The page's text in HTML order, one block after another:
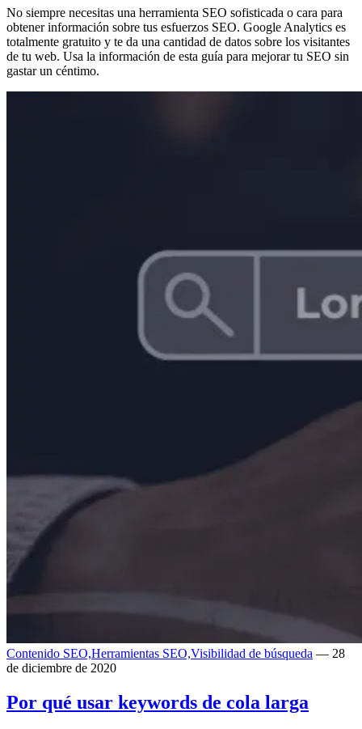
No siempre necesitas una herramienta SEO sofisticada o cara para
obtener información sobre tus esfuerzos SEO. Google Analytics es
totalmente gratuito y te da una cantidad de datos sobre los visitantes
de tu web. Usa la información de esta guía para mejorar tu SEO sin
gastar un céntimo.
Contenido SEO,Herramientas SEO,Visibilidad de búsqueda — 28
de diciembre de 2020
Por qué usar keywords de cola larga